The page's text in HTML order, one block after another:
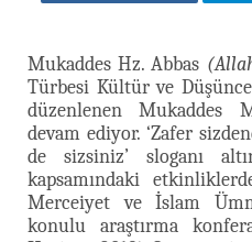
Mukaddes Hz. Abbas
Türbesi Kültür ve
düzenlenen Mukaddes
devam ediyor. ‘Zafer
de sizsiniz’ sloganı
kapsamındaki
Merceiyet ve İslam
konulu araştırma